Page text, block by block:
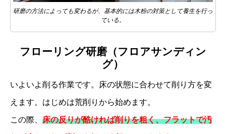
研磨の方法によっても変わるが、基本的には木粉の対策として養生を行っ
ている。
フローリング研磨（フロアサンディン
グ）
いよいよ削る作業です。床の状態に合わせて削り方を変
えます。はじめは荒削りから始めます。
この際、 床の反りが酷ければ削りを粗く、フラットで汚